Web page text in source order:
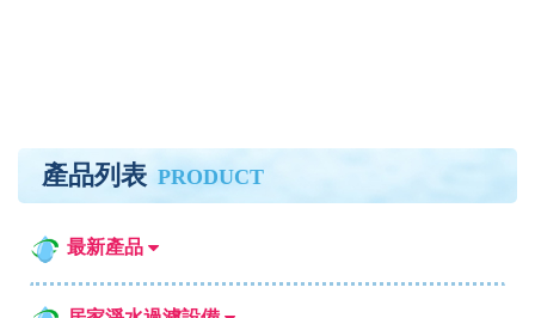
產品列表 PRODUCT
最新產品